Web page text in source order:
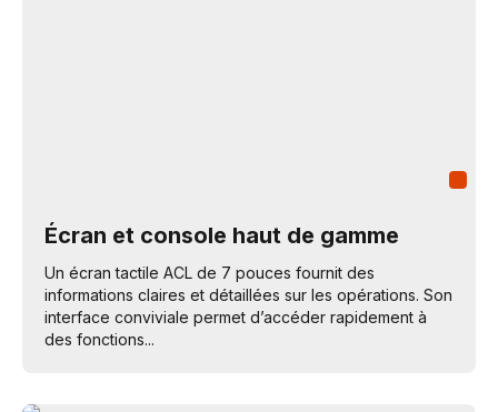
Écran et console haut de gamme
Un écran tactile ACL de 7 pouces fournit des
informations claires et détaillées sur les opérations. Son
interface conviviale permet d’accéder rapidement à
des fonctions...